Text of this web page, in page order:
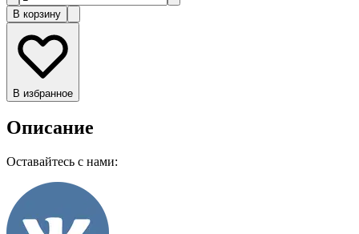
В корзину
В избранное
Описание
Оставайтесь с нами: